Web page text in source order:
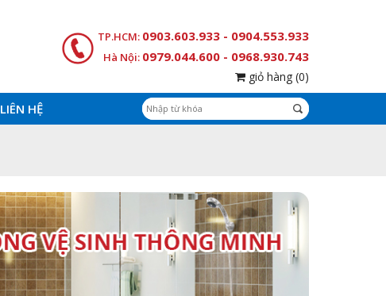
TP.HCM: 0903.603.933 - 0904.553.933
Hà Nội: 0979.044.600 - 0968.930.743
giỏ hàng (0)
LIÊN HỆ